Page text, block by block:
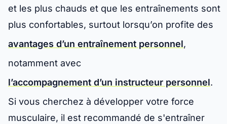
et les plus chauds et que les entraînements sont
plus confortables, surtout lorsqu’on profite des
avantages d’un entraînement personnel,
notamment avec
l’accompagnement d’un instructeur personnel.
Si vous cherchez à développer votre force
musculaire, il est recommandé de s'entraîner